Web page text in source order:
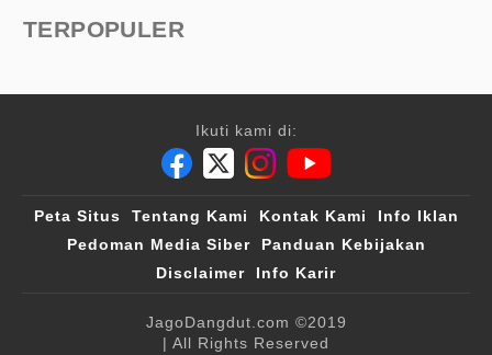
TERPOPULER
Ikuti kami di:
Peta Situs Tentang Kami Kontak Kami
Info Iklan
Pedoman Media Siber
Panduan Kebijakan
Disclaimer
Info Karir
JagoDangdut.com ©2019
| All Rights Reserved